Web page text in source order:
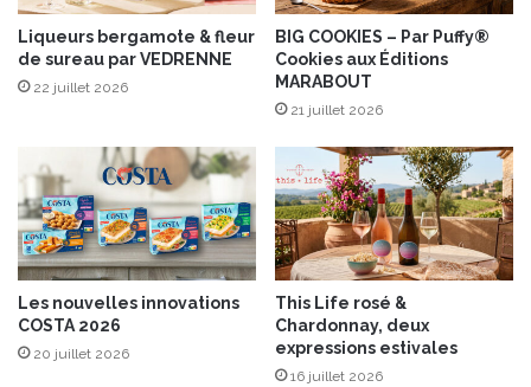
é
o
u
g
e
t
é
c
h
a
s
s
e
Liqueurs bergamote & fleur
de sureau par VEDRENNE
22 juillet 2026
BIG COOKIES – Par Puffy®
Cookies aux Éditions
MARABOUT
21 juillet 2026
Les nouvelles innovations
COSTA 2026
20 juillet 2026
This Life rosé &
Chardonnay, deux
expressions estivales
16 juillet 2026